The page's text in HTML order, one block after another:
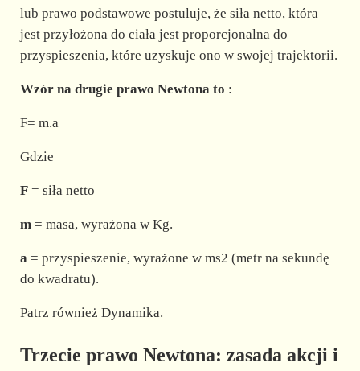
lub prawo podstawowe postuluje, że siła netto, która
jest przyłożona do ciała jest proporcjonalna do
przyspieszenia, które uzyskuje ono w swojej trajektorii.
Wzór na drugie prawo Newtona to :
F= m.a
Gdzie
F= siła netto
m= masa, wyrażona w Kg.
a= przyspieszenie, wyrażone w ms2 (metr na sekundę
do kwadratu).
Patrz również Dynamika.
Trzecie prawo Newtona: zasada akcji i